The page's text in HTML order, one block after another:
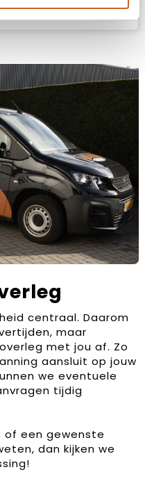
centraal. Daarom
maar
met jou af. Zo
aansluit op jouw
we eventuele
tijdig
of een gewenste
dan kijken we